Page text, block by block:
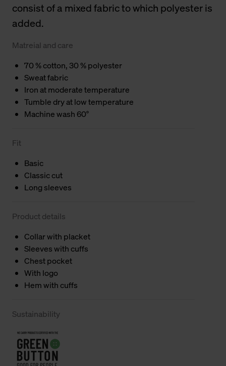
consist of a mixed fabric to which polyester is
added.
Matreial and care
70 % cotton, 30 % polyester
Sweat fabric
Iron at moderate temperature
Tumble dry at low temperature
Machine wash 60°
Fit
Basic
Classic cut
Long sleeves
Product details
Collar with placket
Sleeves with cuffs
Chest pocket
With logo
Hem with cuffs
Sustainability